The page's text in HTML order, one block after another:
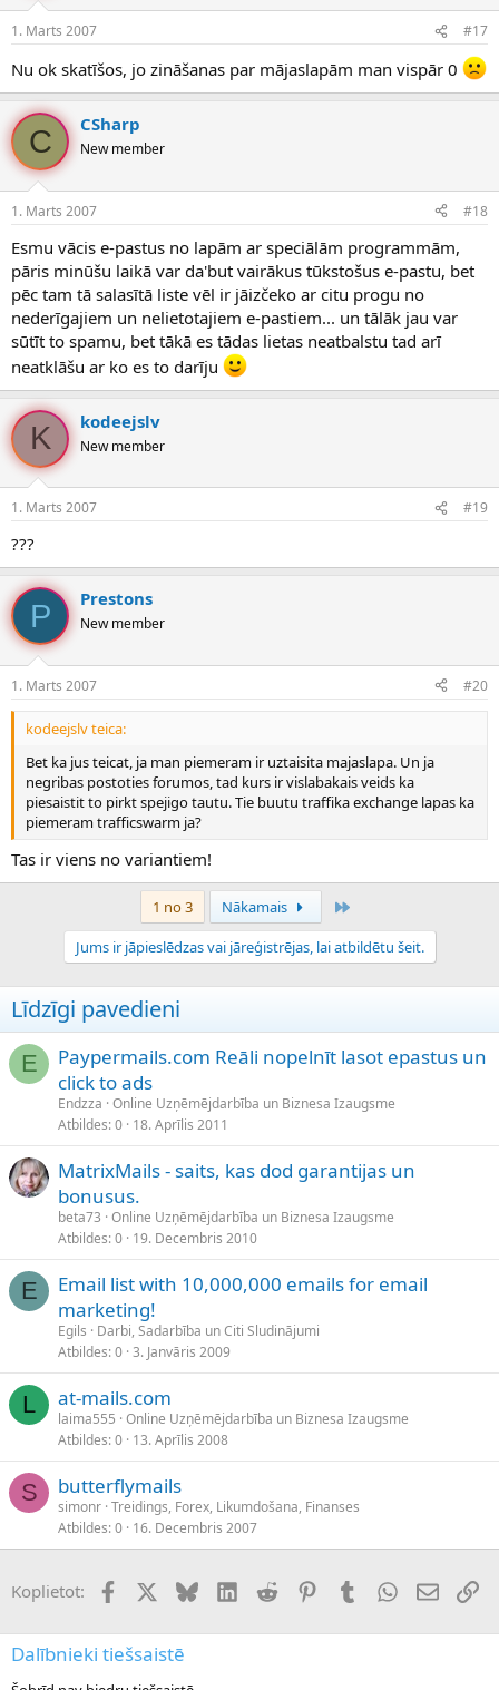
1. Marts 2007 #17
Nu ok skatīšos, jo zināšanas par mājaslapām man vispār 0
C CSharp
New member
1. Marts 2007 #18
Esmu vācis e-pastus no lapām ar speciālām programmām,
pāris minūšu laikā var da'but vairākus tūkstošus e-pastu, bet
pēc tam tā salasītā liste vēl ir jāizčeko ar citu progu no
nederīgajiem un nelietotajiem e-pastiem... un tālāk jau var
sūtīt to spamu, bet tākā es tādas lietas neatbalstu tad arī
neatklāšu ar ko es to darīju
K kodeejslv
New member
1. Marts 2007 #19
???
P Prestons
New member
1. Marts 2007 #20
kodeejslv teica:
Bet ka jus teicat, ja man piemeram ir uztaisita majaslapa. Un ja
negribas postoties forumos, tad kurs ir vislabakais veids ka
piesaistit to pirkt spejigo tautu. Tie buutu traffika exchange lapas ka
piemeram trafficswarm ja?
Tas ir viens no variantiem!
1 no 3 Nākamais
Jums ir jāpieslēdzas vai jāreģistrējas, lai atbildētu šeit.
Līdzīgi pavedieni
E
Paypermails.com Reāli nopelnīt lasot epastus un
click to ads
Endzza Online Uzņēmējdarbība un Biznesa Izaugsme
Atbildes 0 18. Aprīlis 2011
MatrixMails - saits, kas dod garantijas un
bonusus.
beta73 Online Uzņēmējdarbība un Biznesa Izaugsme
Atbildes 0 19. Decembris 2010
E
Email list with 10,000,000 emails for email
marketing!
Egils
Darbi, Sadarbība un Citi Sludinājumi
Atbildes 0 3. Janvāris 2009
L at-mails.com
laima555 Online Uzņēmējdarbība un Biznesa Izaugsme
Atbildes 0 13. Aprīlis 2008
S butterflymails
simonr Treidings, Forex, Likumdošana, Finanses
Atbildes 0 16. Decembris 2007
Koplietot: FacebookX (Twitter)
BlueskyLinkedInReddit PinterestTumblrWhatsApp
E-pasts
Dalībnieki tiešsaistē